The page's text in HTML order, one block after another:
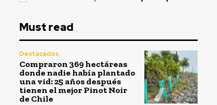
Must read
Destacados
Compraron 369 hectáreas
donde nadie había plantado
una vid: 25 años después
tienen el mejor Pinot Noir
de Chile